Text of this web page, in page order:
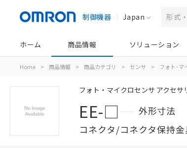
制御機器 Japan
ホーム 商品情報 ソリューション
Home > 商品情報 > 商品カテゴリ > センサ > フォト･マ
フォト・マイクロセンサ アクセサ
EE-□
外形寸法
コネクタ/コネクタ保持金